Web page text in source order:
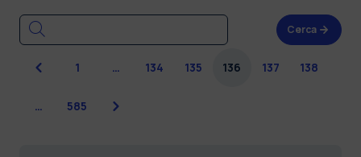
Cerca
Precedente
1 … 134 135 136 137 138
… 585 Successiva